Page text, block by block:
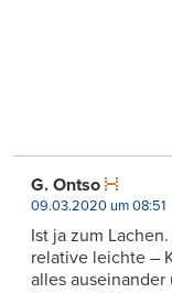
G. Ontso
09.03.2020 um 08:51
Ist ja zum
relative leichte –
alles